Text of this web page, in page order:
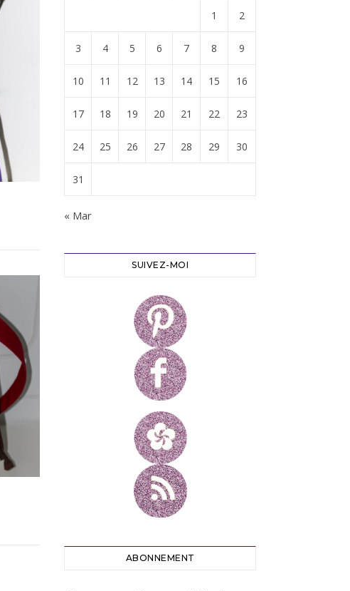
1 2
3 4 5 6 7 8 9
10 11 12 13 14 15 16
17 18 19 20 21 22 23
24 25 26 27 28 29 30
31
« Mar
SUIVEZ-MOI
ABONNEMENT